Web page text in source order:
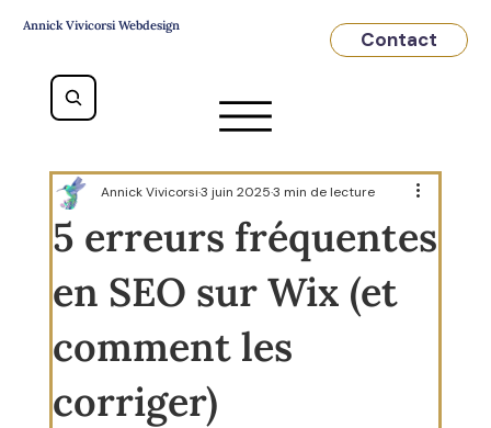
Annick Vivicorsi Webdesign
Contact
5 erreurs fréquentes
en SEO sur Wix (et
comment les
corriger)
Annick Vivicorsi3 juin 20253 min de lecture